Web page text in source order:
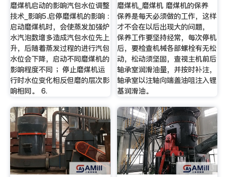
磨煤机启动的影响汽包水位调整
技术_影响5.启停磨煤机的影响 :
启动磨煤机时，会使蒸发加强炉
水汽泡数增多造成汽包水位先上
升，后随着蒸发过程的进行汽包
水位会下降，启动不同磨煤机的
影响程度不同 ；停止磨煤机运
行时水位变化相反但磨的层次影
响相同。 6.
磨煤机_磨煤机 磨煤机的保养
保养是每天必须做的工作，这样
才不会在以后出现大的问题，
保养工作要坚持经常，每次停机
后，要检查机械各部螺栓有无松
动，松动须坚固，查视主机前后
轴承室润滑油量，并按时补注，
轴承室以注轴向端盖油咀注入锂
基润滑油。